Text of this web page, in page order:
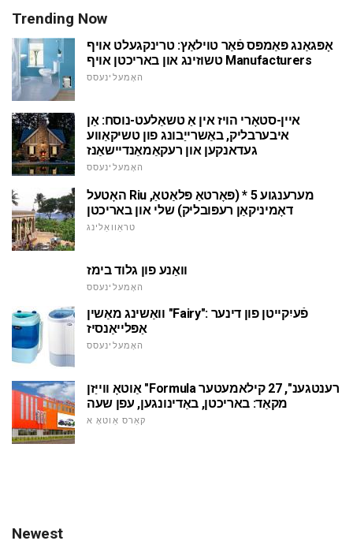
Trending Now
אָפּגאַנג פּאַמפּס פֿאַר טוילאַץ: טרינקגעלט אויף
טשוזינג און באריכטן אויף Manufacturers
האָמעלינעסס
איין-סטאָרי הויז אין אַ טשאַלעט-נוסח: אַן
איבערבליק, באַשרייַבונג פון טשיקאַווע
געדאנקען און רעקאַמאַנדיישאַנז
האָמעלינעסס
האָטעל Riu מערענגוע 5 * (פּאָרטאַ פּלאַטאַ,
דאָמיניקאַן רעפּובליק) שלי און באריכטן
טראַוואַלינג
וואַנע פון גלוד בימז
האָמעלינעסס
וואַשינג מאַשין "Fairy": פֿעיִקייטן פון דינער
אַפּלייאַנסיז
האָמעלינעסס
אַוטאָ ווייַזן "Formula רענטגענ", 27 קילאמעטער
מקאַד: באריכטן, באַדינונגען, עפן שעה
קאַרס אַוטאָ א
Newest